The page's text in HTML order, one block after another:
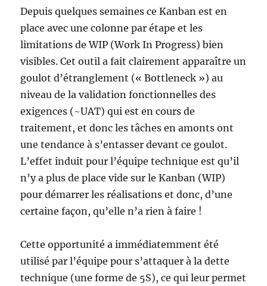
Depuis quelques semaines ce Kanban est en
place avec une colonne par étape et les
limitations de WIP (Work In Progress) bien
visibles. Cet outil a fait clairement apparaître un
goulot d’étranglement (« Bottleneck ») au
niveau de la validation fonctionnelles des
exigences (~UAT) qui est en cours de
traitement, et donc les tâches en amonts ont
une tendance à s’entasser devant ce goulot.
L’effet induit pour l’équipe technique est qu’il
n’y a plus de place vide sur le Kanban (WIP)
pour démarrer les réalisations et donc, d’une
certaine façon, qu’elle n’a rien à faire !
Cette opportunité a immédiatemment été
utilisé par l’équipe pour s’attaquer à la dette
technique (une forme de 5S), ce qui leur permet